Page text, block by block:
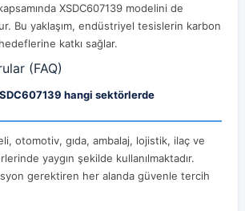
XSDC607139 modelini de
Bu yaklaşım, endüstriyel tesislerin karbon
katkı sağlar.
(FAQ)
hangi sektörlerde
otomotiv, gıda, ambalaj, lojistik, ilaç ve
yaygın şekilde kullanılmaktadır.
gerektiren her alanda güvenle tercih